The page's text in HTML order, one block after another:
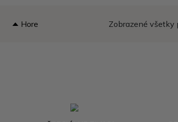
Hore Zobrazené všetky